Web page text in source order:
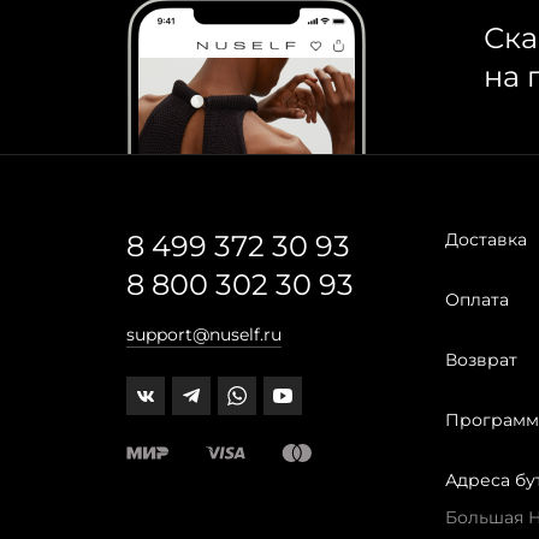
на
8 499 372 30 93
8 800 302 30 93
support@nuself.ru
Доставка
Оплата
Возврат
Адреса
Большая